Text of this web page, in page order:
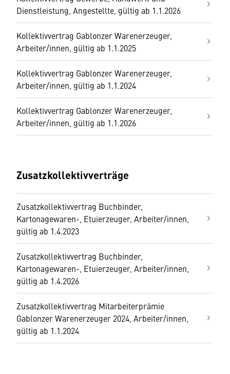
Dienstleistung, Angestellte, gültig ab 1.1.2026
Kollektivvertrag Gablonzer Warenerzeuger,
Arbeiter/innen, gültig ab 1.1.2025
Kollektivvertrag Gablonzer Warenerzeuger,
Arbeiter/innen, gültig ab 1.1.2024
Kollektivvertrag Gablonzer Warenerzeuger,
Arbeiter/innen, gültig ab 1.1.2026
Zusatzkollektivverträge
Zusatzkollektivvertrag Buchbinder,
Kartonagewaren-, Etuierzeuger, Arbeiter/innen,
gültig ab 1.4.2023
Zusatzkollektivvertrag Buchbinder,
Kartonagewaren-, Etuierzeuger, Arbeiter/innen,
gültig ab 1.4.2026
Zusatzkollektivvertrag Mitarbeiterprämie
Gablonzer Warenerzeuger 2024, Arbeiter/innen,
gültig ab 1.1.2024